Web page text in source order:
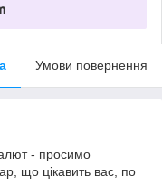
Умови повернення
- просимо
що цікавить вас, по